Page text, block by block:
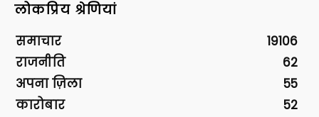
लोकप्रिय श्रेणियां
समाचार
19106
राजनीति
62
अपना ज़िला
55
कारोबार
52